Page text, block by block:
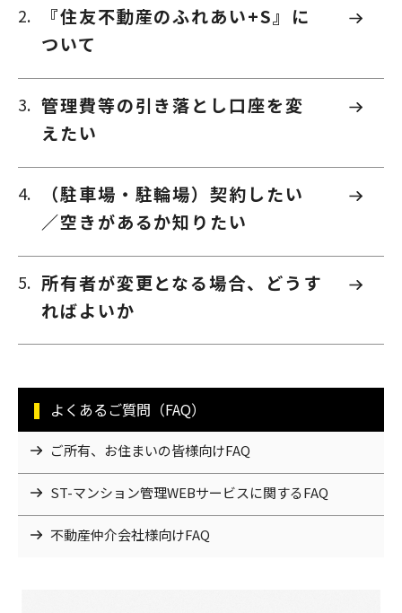
よくあるご質問（FAQ）
ご所有、お住まいの皆様向けFAQ
ST-マンション管理WEBサービスに関するFAQ
不動産仲介会社様向けFAQ
『住友不動産のふれあい+S』に
ついて
管理費等の引き落とし口座を変
えたい
（駐車場・駐輪場）契約したい
／空きがあるか知りたい
所有者が変更となる場合、どうす
ればよいか